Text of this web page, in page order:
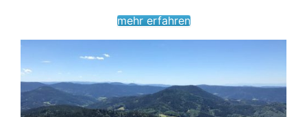
mehr erfahren